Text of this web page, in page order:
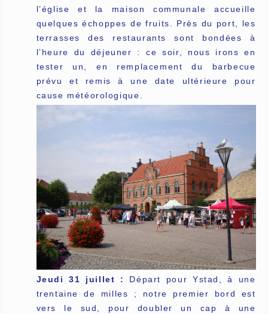
l’église et la maison communale accueille
quelques échoppes de fruits. Près du port, les
terrasses des restaurants sont bondées à
l’heure du déjeuner : ce soir, nous irons en
tester un, en remplacement du barbecue
prévu et remis à une date ultérieure pour
cause météorologique.
Jeudi 31 juillet :
Départ pour Ystad, à une
trentaine de milles ; notre premier bord est
vers le sud, pour doubler un cap à une